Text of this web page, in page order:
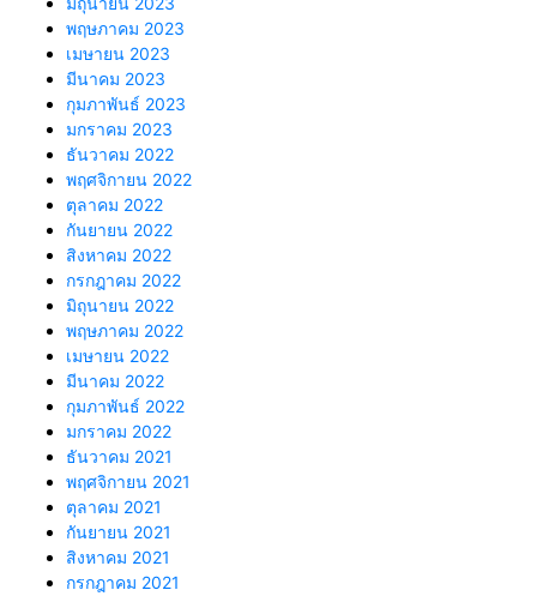
พฤษภาคม 2023
เมษายน 2023
มีนาคม 2023
กุมภาพันธ์ 2023
มกราคม 2023
ธันวาคม 2022
พฤศจิกายน 2022
ตุลาคม 2022
กันยายน 2022
สิงหาคม 2022
กรกฎาคม 2022
มิถุนายน 2022
พฤษภาคม 2022
เมษายน 2022
มีนาคม 2022
กุมภาพันธ์ 2022
มกราคม 2022
ธันวาคม 2021
พฤศจิกายน 2021
ตุลาคม 2021
กันยายน 2021
สิงหาคม 2021
กรกฎาคม 2021